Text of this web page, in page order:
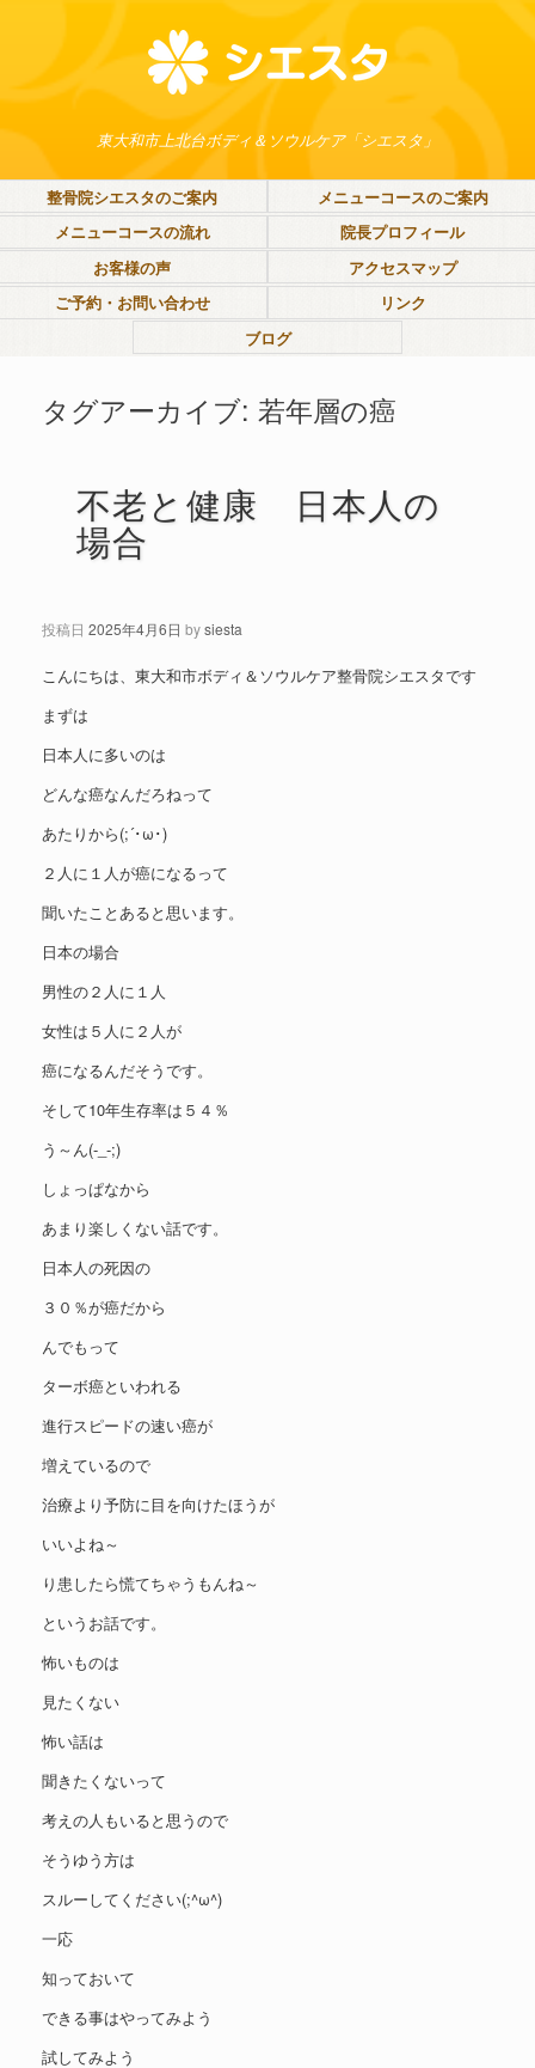
東大和市上北台ボディ＆ソウルケア「シエスタ」
整骨院シエスタのご案内
メニューコースのご案内
メニューコースの流れ
院長プロフィール
お客様の声
アクセスマップ
ご予約・お問い合わせ
リンク
ブログ
タグアーカイブ: 若年層の癌
不老と健康 日本人の
場合
投稿日 2025年4月6日 bysiesta
こんにちは、東大和市ボディ＆ソウルケア整骨院シエスタです
まずは
日本人に多いのは
どんな癌なんだろねって
あたりから(;´･ω･)
２人に１人が癌になるって
聞いたことあると思います。
日本の場合
男性の２人に１人
女性は５人に２人が
癌になるんだそうです。
そして10年生存率は５４％
う～ん(-_-;)
しょっぱなから
あまり楽しくない話です。
日本人の死因の
３０％が癌だから
んでもって
ターボ癌といわれる
進行スピードの速い癌が
増えているので
治療より予防に目を向けたほうが
いいよね～
り患したら慌てちゃうもんね～
というお話です。
怖いものは
見たくない
怖い話は
聞きたくないって
考えの人もいると思うので
そうゆう方は
スルーしてください(;^ω^)
一応
知っておいて
できる事はやってみよう
試してみよう